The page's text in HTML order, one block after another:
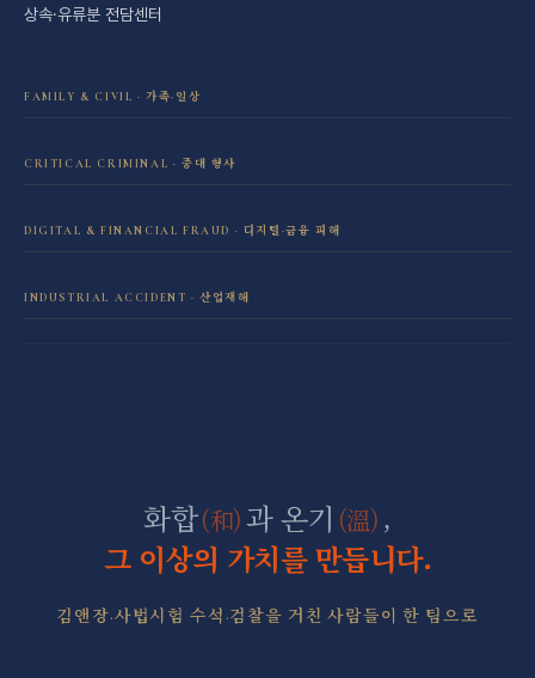
상속·유류분 전담센터
FAMILY & CIVIL · 가족·일상
학교폭력 전담센터
CRITICAL CRIMINAL · 중대 형사
DIGITAL & FINANCIAL FRAUD · 디지털·금융 피해
INDUSTRIAL ACCIDENT · 산업재해
화합(和)과 온기 (溫) ,
그 이상의 가치를 만듭니다.
김앤장·사법시험 수석·검찰을 거친 사람들이 한 팀으로